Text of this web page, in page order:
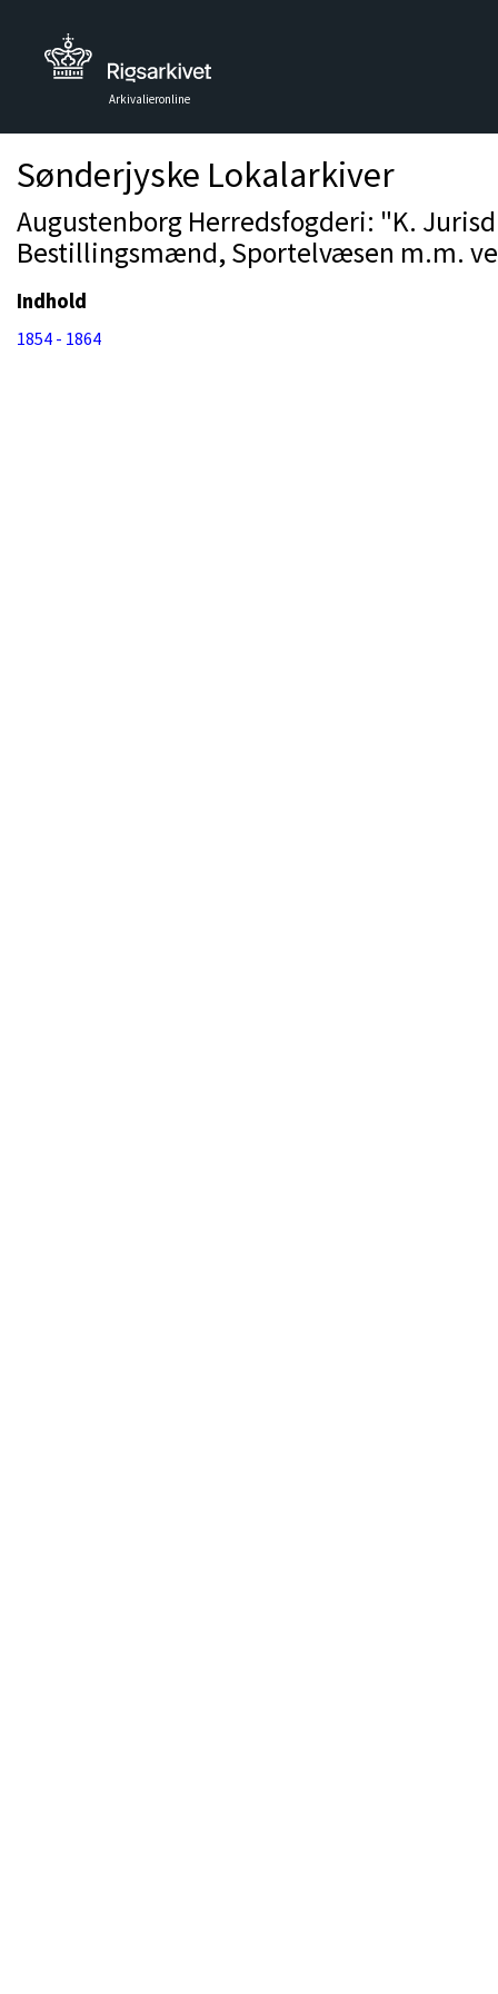
Arkivalieronline
Sønderjyske Lokalarkiver
Augustenborg Herredsfogderi: "K.
Bestillingsmænd, Sportelvæsen m.m.
Indhold
1854 - 1864